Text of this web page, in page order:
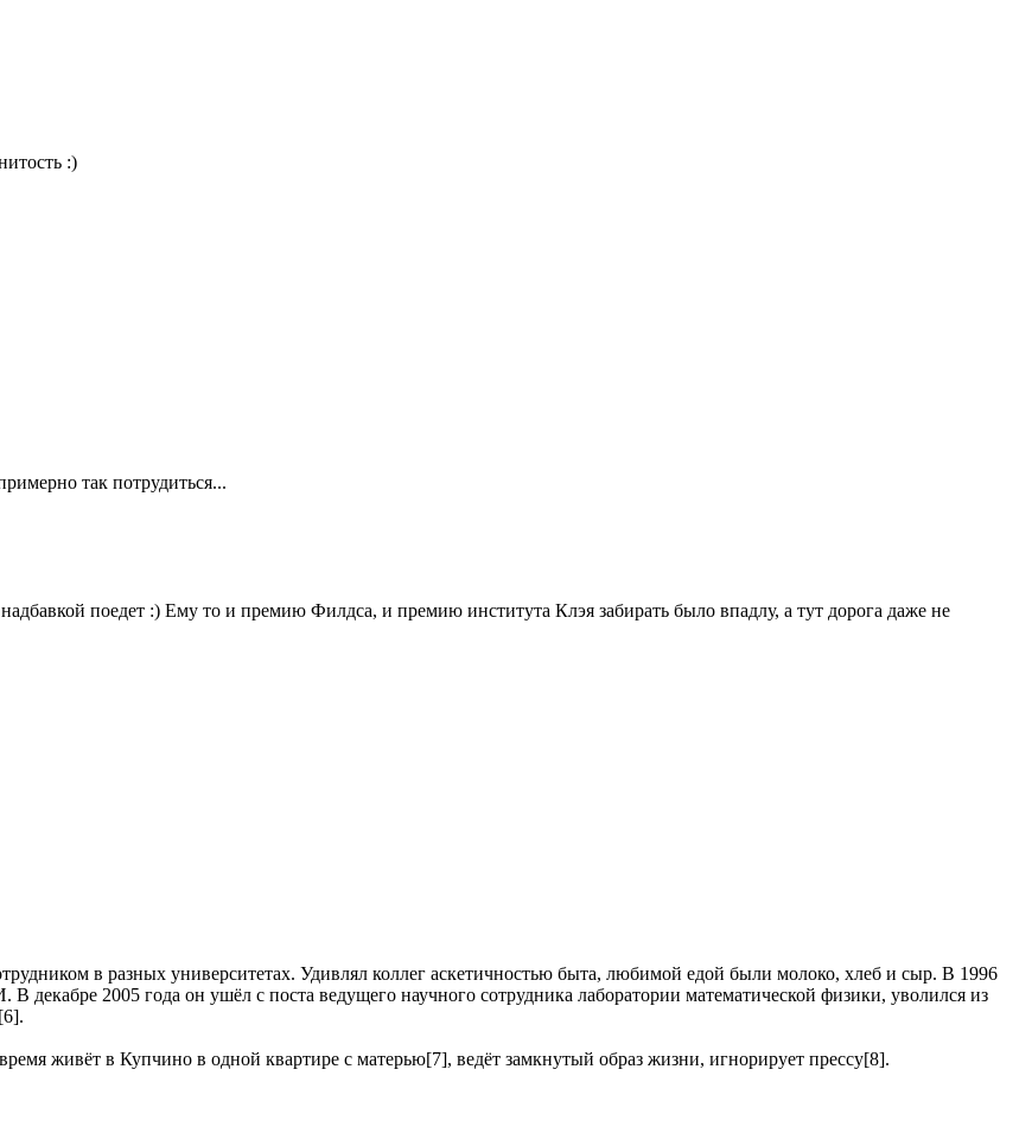
:)
так потрудиться...
поедет :) Ему то и премию Филдса, и премию института Клэя забирать было впадлу, а тут дорога даже не
в разных университетах. Удивлял коллег аскетичностью быта, любимой едой были молоко, хлеб и сыр. В 1996
декабре 2005 года он ушёл с поста ведущего научного сотрудника лаборатории математической физики, уволился из
живёт в Купчино в одной квартире с матерью[7], ведёт замкнутый образ жизни, игнорирует прессу[8].